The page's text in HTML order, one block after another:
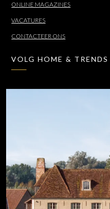
ONLINE MAGAZINES
VACATURES
CONTACTEER ONS
VOLG HOME &